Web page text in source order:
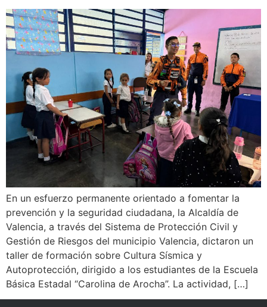
En un esfuerzo permanente orientado a fomentar la
prevención y la seguridad ciudadana, la Alcaldía de
Valencia, a través del Sistema de Protección Civil y
Gestión de Riesgos del municipio Valencia, dictaron un
taller de formación sobre Cultura Sísmica y
Autoprotección, dirigido a los estudiantes de la Escuela
Básica Estadal “Carolina de Arocha”. La actividad, […]